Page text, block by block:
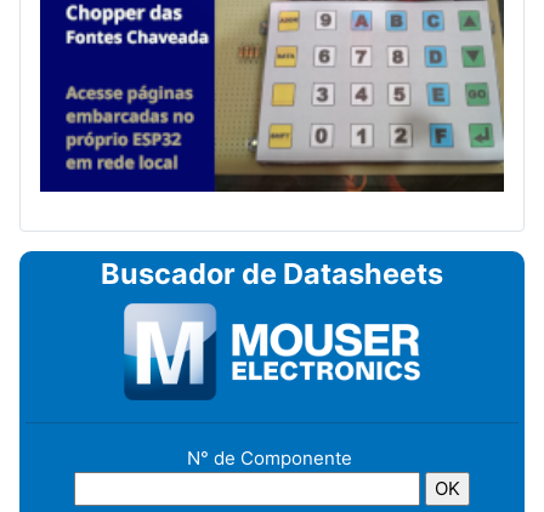
Buscador de Datasheets
N° de Componente